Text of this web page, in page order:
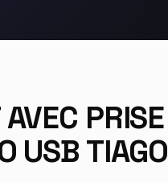
PRISE
USB TIAGO